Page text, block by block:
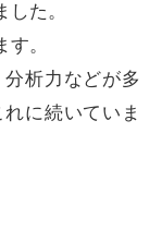
た。
。
析力などが多
に続いていま